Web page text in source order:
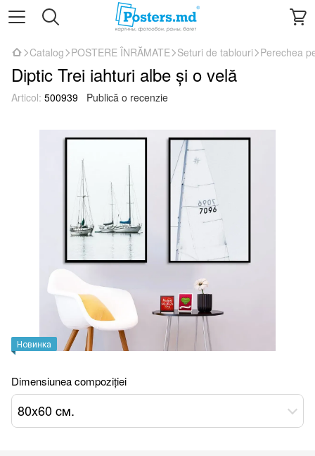
Catalog POSTERE ÎNRĂMATE Seturi de tablouri Perechea
Diptic Trei iahturi albe și o velă
Articol: 500939 Publică o recenzie
Новинка
Dimensiunea compoziției
80x60 cм.